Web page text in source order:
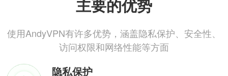
主要的优势
使用AndyVPN有许多优势，涵盖隐私保护、安全性、
访问权限和网络性能等方面
隐私保护